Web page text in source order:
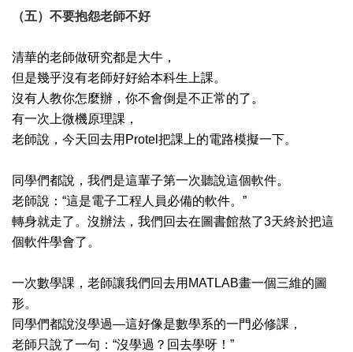
（五）不要抱怨老師不好
清華的老師做研究都是大牛，
但是幾乎沒有老師好好給本科生上課。
沒有人教你怎麼辦，你不會倒是不正常的了。
有一次上微機原理課，
老師說，今天回去用Protel把課上的電路模擬一下。
同學們都說，我們是這輩子第一次聽說這個軟件。
老師說：“這是電子工程人員必備的軟件。”
轉身就走了。沒辦法，我們回去在圖書館熬了3天終於把這
個軟件學會了。
一次數學課，老師讓我們回去用MATLAB畫一個三維的圖
形。
同學們都說沒學過—這好像是數學系的一門必修課，
老師只說了一句：“沒學過？回去學呀！”